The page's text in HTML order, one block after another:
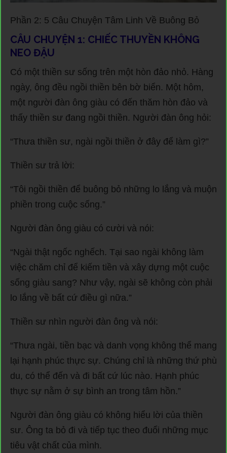
Phần 2: 5 Câu Chuyện Tâm Linh Về Buông Bỏ
CÂU CHUYỆN 1: CHIẾC THUYỀN KHÔNG
NEO ĐẬU
Có một thiền sư sống trên một hòn đảo nhỏ. Hàng
ngày, ông đều ngồi thiền bên bờ biển. Một hôm,
một người đàn ông giàu có đến thăm hòn đảo và
thấy thiền sư đang ngồi thiền. Người đàn ông hỏi:
“Thưa thiền sư, ngài ngồi thiền ở đây để làm gì?”
Thiền sư trả lời:
“Tôi ngồi thiền để buông bỏ những lo lắng và muộn
phiền trong cuộc sống.”
Người đàn ông giàu có cười và nói:
“Ngài thật ngốc nghếch. Tại sao ngài không làm
việc chăm chỉ để kiếm tiền và xây dựng một cuộc
sống giàu sang? Như vậy, ngài sẽ không còn phải
lo lắng về bất cứ điều gì nữa.”
Thiền sư nhìn người đàn ông và nói:
“Thưa ngài, tiền bạc và danh vọng không thể mang
lại hạnh phúc thực sự. Chúng chỉ là những thứ phù
du, có thể đến và đi bất cứ lúc nào. Hạnh phúc
thực sự nằm ở sự bình an trong tâm hồn.”
Người đàn ông giàu có không hiểu lời của thiền
sư. Ông ta bỏ đi và tiếp tục theo đuổi những mục
tiêu vật chất của mình.